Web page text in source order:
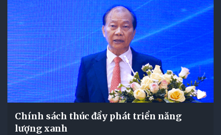
Chính sách thúc đẩy phát triển năng
lượng xanh